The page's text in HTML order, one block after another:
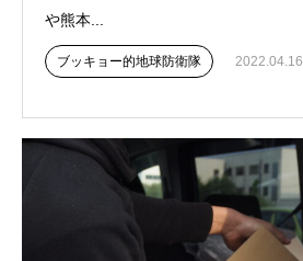
や熊本...
ブッキョー的地球防衛隊 2022.04.16